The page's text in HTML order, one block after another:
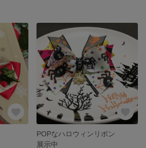
POPなハロウィンリボン
展示中